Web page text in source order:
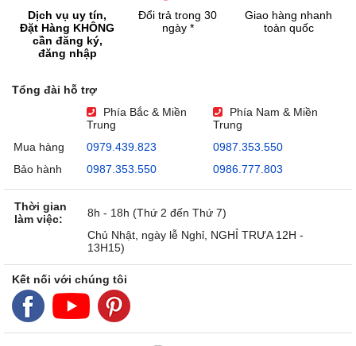
Dịch vụ uy tín,
Đặt Hàng KHÔNG
cần đăng ký,
đăng nhập
Đổi trả trong 30
ngày *
Giao hàng nhanh
toàn quốc
Tổng đài hỗ trợ
Phía Bắc & Miền
Trung
Phía Nam & Miền
Trung
Mua hàng
0979.439.823
0987.353.550
Bảo hành
0987.353.550 0986.777.803
Thời gian
làm việc:
8h - 18h (Thứ 2 đến Thứ 7)
Chủ Nhật, ngày lễ Nghỉ, NGHỈ TRƯA 12H -
13H15)
Kết nối với chúng tôi